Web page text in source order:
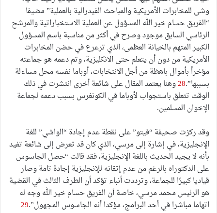
وشى للمخابرات الأمريكية والمباحث الفيدرالية بالعملية” مضيفا
“الفريق حسام خير الله المسؤول عن العملية الاستخباراتية والمرشح
الرئاسي السابق موجود وصرح في أكثر من مناسبة باسم المسؤول
الكبير المتهم بالخيانة العظمى، الذي ترعرع في حضن المخابرات
الأمريكية من دون أن يتعلم حتى الانكليزية، وتم دعمه هو جماعته
مؤخراً بأموال باهظة من أجل الانتخابات، أوباما نفسه محل مساءلة
بسببها”.28وهنا يعتمد المقال على شائعة أخرى انتشرت في ذلك
الوقت تتعلق باستجواب لأوباما في الكونغرس بسبب دعمه لجماعة
الإخوان المسلمين.
وقد ركزت صحيفة “فيتو” على نقطة عدم إجادة “الواشي” للغة
الإنجليزية، في إشارة إلى مرسي، الذي كان قد تعرض إلى شائعة تفيد
بأنه لا يجيد الحديث باللغة الإنجليزية، فقد قالت “حصل الجاسوس
على الدكتوراه بالرغم من عدم إتقانه للإنجليزية إجادة تامة وصار
قياديا كبيرًا للجماعة، وترددت أنباء تؤكد أن الطرف الثالث في القضية
هو الرئيس محمد مرسي، خاصة أن الفريق حسام خير الله وجه له
اتهاما مباشرا في أحد البرامج، مؤكدا أنه الجاسوس المجهول”.29